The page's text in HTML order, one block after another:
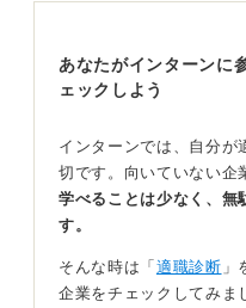
あなたがインターンに
ェックしよう
インターンでは、自分が
切です。向いていない企
学べることは少なく、無
す。
そんな時は「適職診断 」
企業をチェックしてみま